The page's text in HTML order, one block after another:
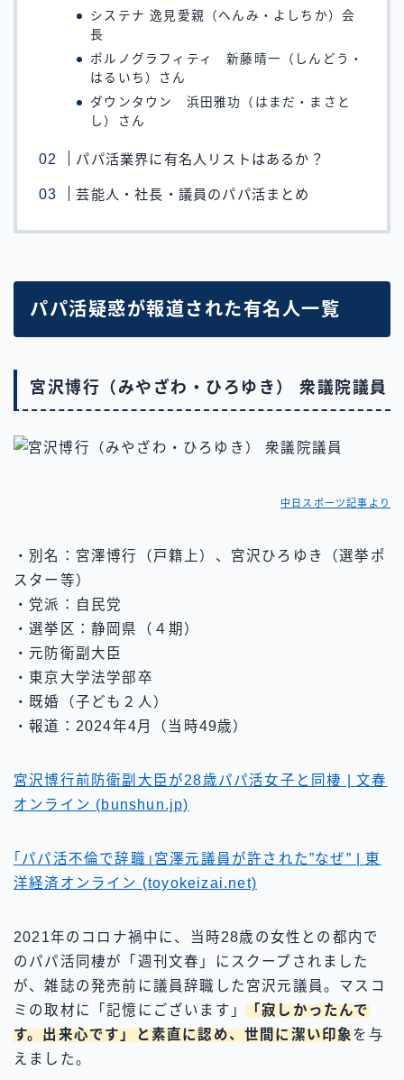
システナ 逸見愛親（へんみ・よしちか）会
長
ポルノグラフィティ 新藤晴一（しんどう・
はるいち）さん
ダウンタウン 浜田雅功（はまだ・まさと
し）さん
パパ活業界に有名人リストはあるか？
芸能人・社長・議員のパパ活まとめ
パパ活疑惑が報道された有名人一覧
宮沢博行（みやざわ・ひろゆき） 衆議院議員
中日スポーツ記事より
・別名：宮澤博行（戸籍上）、宮沢ひろゆき（選挙ポ
スター等）
・党派：自民党
・選挙区：静岡県（４期）
・元防衛副大臣
・東京大学法学部卒
・既婚（子ども２人）
・報道：2024年4月（当時49歳）
宮沢博行前防衛副大臣が28歳パパ活女子と同棲 | 文春
オンライン (bunshun.jp)
｢パパ活不倫で辞職｣宮澤元議員が許された”なぜ” | 東
洋経済オンライン (toyokeizai.net)
2021年のコロナ禍中に、当時28歳の女性との都内で
のパパ活同棲が「週刊文春」にスクープされました
が、雑誌の発売前に議員辞職した宮沢元議員。マスコ
ミの取材に「記憶にございます」
「寂しかったんで
す。出来心です」と素直に認め、世間に潔い印象を与
えました。